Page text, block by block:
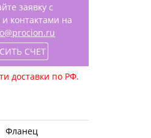
заявку с
контактами на
СЧЕТ
доставки по РФ.
Фланец